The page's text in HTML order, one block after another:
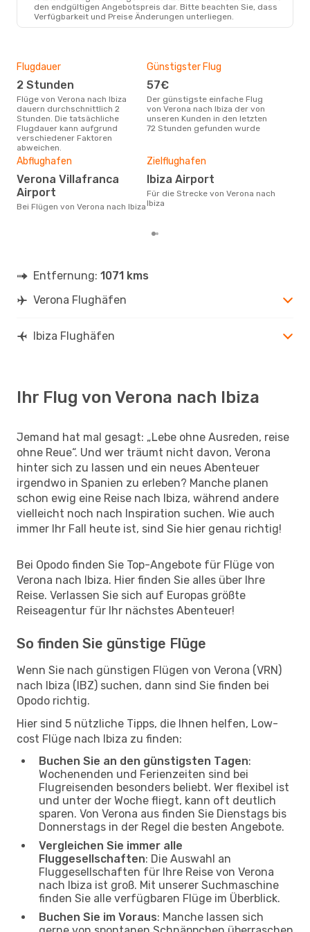
VRN- IBZ
Lufthansa 1 Zwischenstopp
IBZ - VRN
den endgültigen Angebotspreis dar. Bitte beachten Sie, dass
Verfügbarkeit und Preise Änderungen unterliegen.
Flugdauer
2 Stunden
Flüge von Verona nach Ibiza
dauern durchschnittlich 2
Stunden. Die tatsächliche
Flugdauer kann aufgrund
verschiedener Faktoren
abweichen.
Günstigster Flug
57€
Der günstigste einfache Flug
von Verona nach Ibiza der von
unseren Kunden in den letzten
72 Stunden gefunden wurde
Abflughafen
Verona Villafranca
Airport
Bei Flügen von Verona nach Ibiza
Zielflughafen
Ibiza Airport
Für die Strecke von Verona nach
Ibiza
Entfernung: 1071 kms
Verona Flughäfen
Ibiza Flughäfen
Ihr Flug von Verona nach Ibiza
Jemand hat mal gesagt: „Lebe ohne Ausreden, reise
ohne Reue“. Und wer träumt nicht davon, Verona
hinter sich zu lassen und ein neues Abenteuer
irgendwo in Spanien zu erleben? Manche planen
schon ewig eine Reise nach Ibiza, während andere
vielleicht noch nach Inspiration suchen. Wie auch
immer Ihr Fall heute ist, sind Sie hier genau richtig!
Bei Opodo finden Sie Top-Angebote für Flüge von
Verona nach Ibiza. Hier finden Sie alles über Ihre
Reise. Verlassen Sie sich auf Europas größte
Reiseagentur für Ihr nächstes Abenteuer!
So finden Sie günstige Flüge
Wenn Sie nach günstigen Flügen von Verona (VRN)
nach Ibiza (IBZ) suchen, dann sind Sie finden bei
Opodo richtig.
Hier sind 5 nützliche Tipps, die Ihnen helfen, Low-
cost Flüge nach Ibiza zu finden:
Buchen Sie an den günstigsten Tagen:
Wochenenden und Ferienzeiten sind bei
Flugreisenden besonders beliebt. Wer flexibel ist
und unter der Woche fliegt, kann oft deutlich
sparen. Von Verona aus finden Sie Dienstags bis
Donnerstags in der Regel die besten Angebote.
Vergleichen Sie immer alle
Fluggesellschaften: Die Auswahl an
Fluggesellschaften für Ihre Reise von Verona
nach Ibiza ist groß. Mit unserer Suchmaschine
finden Sie alle verfügbaren Flüge im Überblick.
Buchen Sie im Voraus: Manche lassen sich